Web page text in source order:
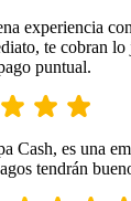
experiencia
te cobran
puntual.
Cash, es una
tendrán